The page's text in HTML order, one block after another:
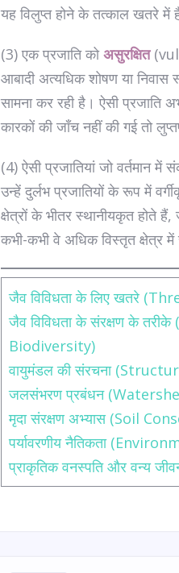
यह विलुप्त होने के तत्काल खतरे में
(3) एक प्रजाति कोअसुरक्षित
आबादी अत्यधिक शोषण या निवास
सामना कर रही है। ऐसी प्रजाति
कारकों की जाँच नहीं की गई तो
(4) ऐसी प्रजातियां जो वर्तमान
उन्हें दुर्लभ प्रजातियों के रूप में
क्षेत्रों के भीतर स्थानीयकृत होते
कभी-कभी वे अधिक विस्तृत क्षेत्र
जैव विविधता के लिए खतरे
जैव विविधता के संरक्षण के
Biodiversity)
वायुमंडल की संरचना
जलसंभरण प्रबंधन
मृदा संरक्षण अभ्यास (Soil
पर्यावरणीय नैतिकता
प्राकृतिक वनस्पति और वन्य